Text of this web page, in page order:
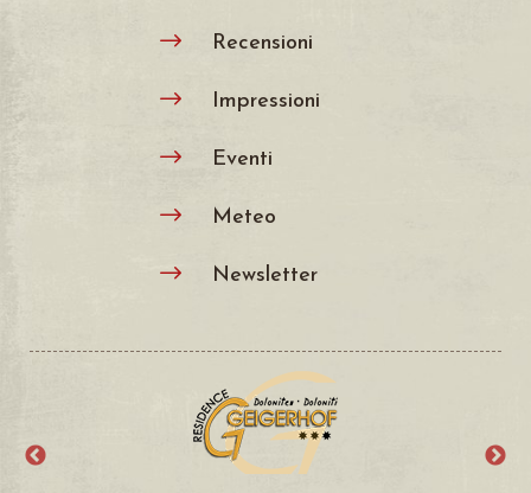
$ Recensioni
$ Impressioni
$ Eventi
$ Meteo
$ Newsletter